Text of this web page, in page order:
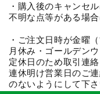
・購入後のキャンセ
不明な点等がある場
・ご注文日時が金曜
月休み・ゴールデン
定休日のため取引連
連休明け営業日のご
のないようにして下さ